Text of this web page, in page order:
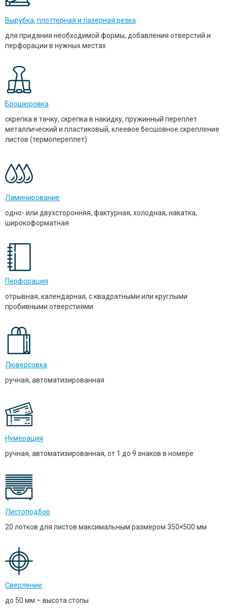
Вырубка, плоттерная и лазерная резка
для придания необходимой формы, добавления отверстий и
перфорации в нужных местах
Брошюровка
скрепка в тачку, скрепка в накидку, пружинный переплет
металлический и пластиковый, клеевое бесшовное скрепление
листов (термопереплет)
Ламинирование
одно- или двухсторонняя, фактурная, холодная, накатка,
широкоформатная
Перфорация
отрывная, календарная, с квадратными или круглыми
пробивными отверстиями
Люверсовка
ручная, автоматизированная
Нумерация
ручная, автоматизированная, от 1 до 9 знаков в номере
Листоподбор
20 лотков для листов максимальным размером 350×500 мм
Сверление
до 50 мм – высота стопы